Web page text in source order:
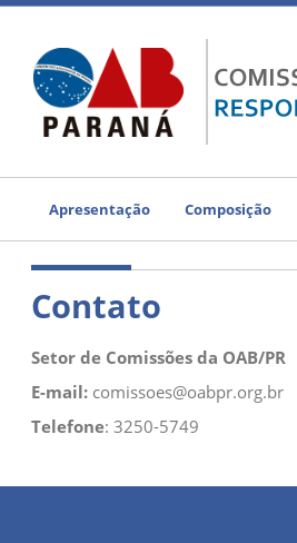
Apresentação Composição
Contato
Setor de Comissões da OAB/PR
E-mail: comissoes@oabpr.org.br
Telefone: 3250-5749